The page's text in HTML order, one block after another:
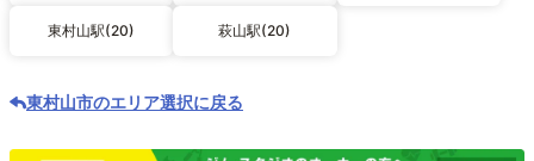
東村山駅(20) 萩山駅(20)
東村山市のエリア選択に戻る